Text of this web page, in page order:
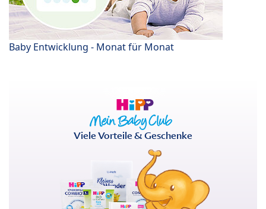
Baby Entwicklung - Monat für Monat
Viele Vorteile & Geschenke